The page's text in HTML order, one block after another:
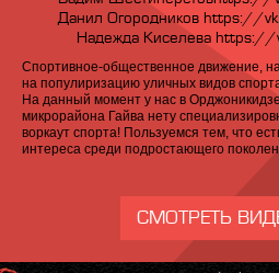
Данил Огородников https://
Надежда Киселева https://
Спортивное-общественное движение,
на популиризацию уличных видов
На данный момент у нас в
микрорайона Гайва нету
воркаут спорта! Пользуемся тем, что
интереса среди подростающего
СМОТРЕТЬ